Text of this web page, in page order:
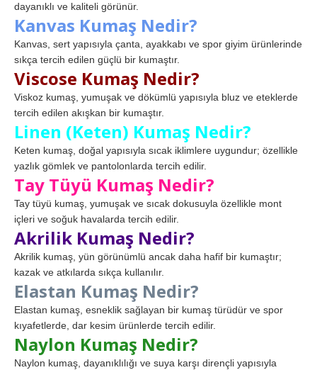
dayanıklı ve kaliteli görünür.
Kanvas Kumaş Nedir?
Kanvas, sert yapısıyla çanta, ayakkabı ve spor giyim ürünlerinde
sıkça tercih edilen güçlü bir kumaştır.
Viscose Kumaş Nedir?
Viskoz kumaş, yumuşak ve dökümlü yapısıyla bluz ve eteklerde
tercih edilen akışkan bir kumaştır.
Linen (Keten) Kumaş Nedir?
Keten kumaş, doğal yapısıyla sıcak iklimlere uygundur; özellikle
yazlık gömlek ve pantolonlarda tercih edilir.
Tay Tüyü Kumaş Nedir?
Tay tüyü kumaş, yumuşak ve sıcak dokusuyla özellikle mont
içleri ve soğuk havalarda tercih edilir.
Akrilik Kumaş Nedir?
Akrilik kumaş, yün görünümlü ancak daha hafif bir kumaştır;
kazak ve atkılarda sıkça kullanılır.
Elastan Kumaş Nedir?
Elastan kumaş, esneklik sağlayan bir kumaş türüdür ve spor
kıyafetlerde, dar kesim ürünlerde tercih edilir.
Naylon Kumaş Nedir?
Naylon kumaş, dayanıklılığı ve suya karşı dirençli yapısıyla